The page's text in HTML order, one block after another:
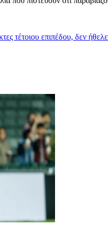
τέτοιου επιπέδου, δεν